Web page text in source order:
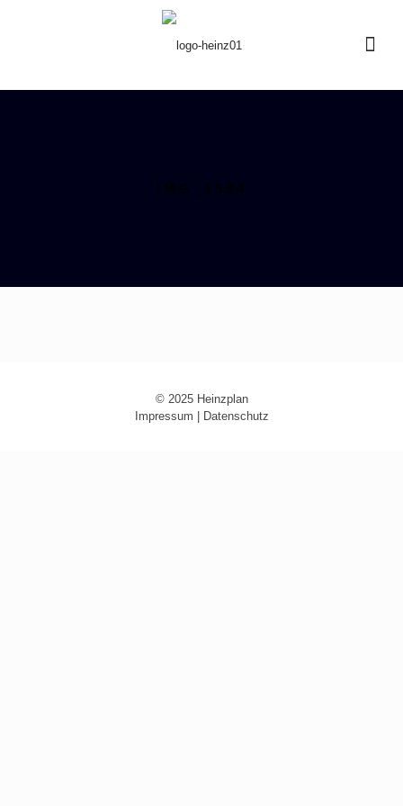
IMG_1534
© 2025 Heinzplan
Impressum
Datenschutz